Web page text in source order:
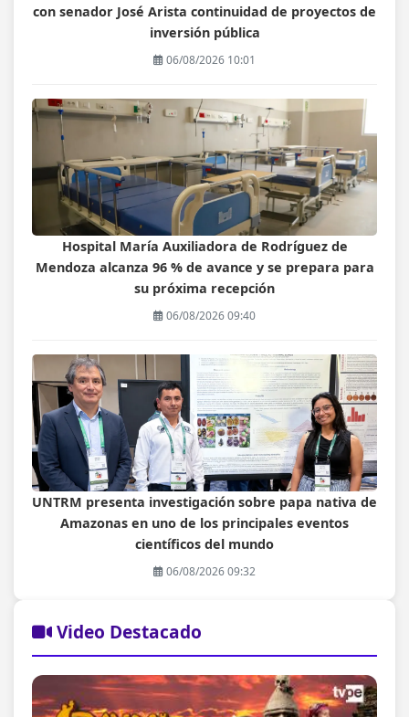
con senador José Arista continuidad de proyectos de
inversión pública
06/08/2026 10:01
Hospital María Auxiliadora de Rodríguez de
Mendoza alcanza 96 % de avance y se prepara para
su próxima recepción
06/08/2026 09:40
UNTRM presenta investigación sobre papa nativa de
Amazonas en uno de los principales eventos
científicos del mundo
06/08/2026 09:32
Video Destacado